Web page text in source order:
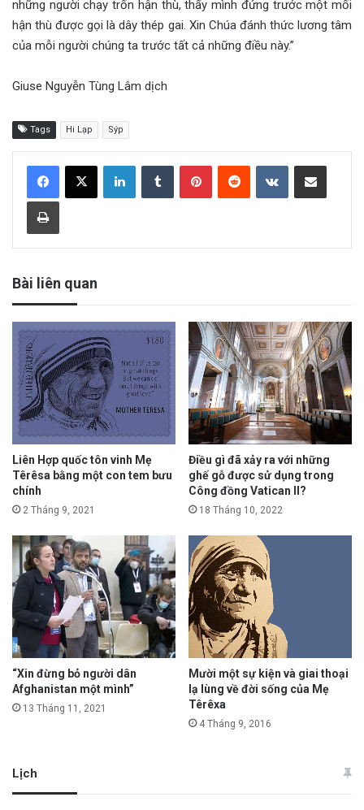
những người chạy trốn hận thù, thấy mình đứng trước một mối
hận thù được gọi là dây thép gai. Xin Chúa đánh thức lương tâm
của mỗi người chúng ta trước tất cả những điều này.”
Giuse Nguyễn Tùng Lâm dịch
Tags Hi Lạp Sýp
Bài liên quan
Liên Hợp quốc tôn vinh Mẹ
Têrêsa bằng một con tem bưu
chính
2 Tháng 9, 2021
Điều gì đã xảy ra với những
ghế gỗ được sử dụng trong
Công đồng Vatican II?
18 Tháng 10, 2022
“Xin đừng bỏ người dân
Afghanistan một mình”
13 Tháng 11, 2021
Mười một sự kiện và giai thoại
lạ lùng về đời sống của Mẹ
Têrêxa
4 Tháng 9, 2016
Lịch